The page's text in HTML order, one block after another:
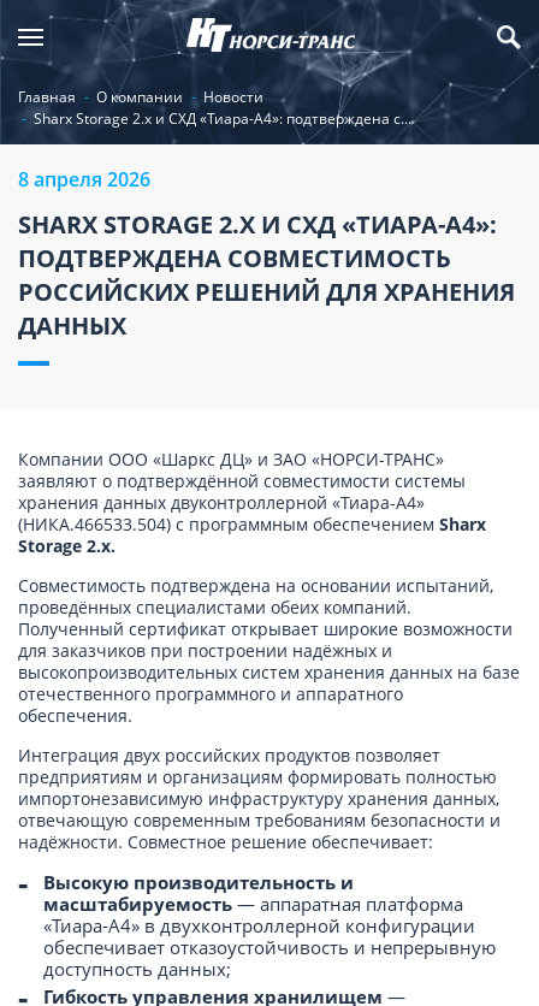
Главная О компании
Новости
Sharx Storage 2.x и СХД «Тиара-А4»: подтверждена с...
8 апреля 2026
SHARX STORAGE 2.X И СХД «ТИАРА-А4»:
ПОДТВЕРЖДЕНА СОВМЕСТИМОСТЬ
РОССИЙСКИХ РЕШЕНИЙ ДЛЯ ХРАНЕНИЯ
ДАННЫХ
Компании ООО «Шаркс ДЦ» и ЗАО «НОРСИ-ТРАНС»
заявляют о подтверждённой совместимости системы
хранения данных двуконтроллерной «Тиара-А4»
(НИКА.466533.504) с программным обеспечением Sharx
Storage 2.х.
Совместимость подтверждена на основании испытаний,
проведённых специалистами обеих компаний.
Полученный сертификат открывает широкие возможности
для заказчиков при построении надёжных и
высокопроизводительных систем хранения данных на базе
отечественного программного и аппаратного
обеспечения.
Интеграция двух российских продуктов позволяет
предприятиям и организациям формировать полностью
импортонезависимую инфраструктуру хранения данных,
отвечающую современным требованиям безопасности и
надёжности. Совместное решение обеспечивает:
Высокую производительность и
масштабируемость — аппаратная платформа
«Тиара-А4» в двухконтроллерной конфигурации
обеспечивает отказоустойчивость и непрерывную
доступность данных;
Гибкость управления хранилищем —